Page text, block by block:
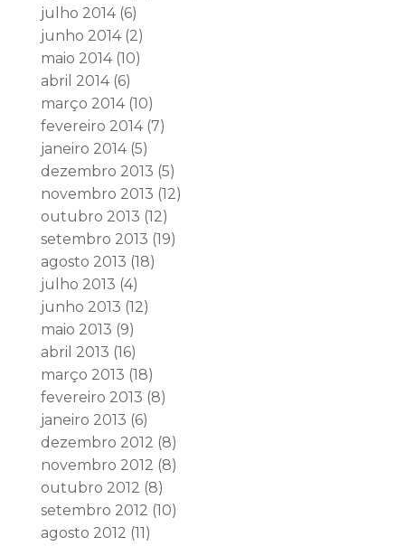
julho 2014(6)
junho 2014(2)
maio 2014(10)
abril 2014(6)
março 2014(10)
fevereiro 2014(7)
janeiro 2014(5)
dezembro 2013 (5)
novembro 2013 (12)
outubro 2013 (12)
setembro 2013 (19)
agosto 2013 (18)
julho 2013 (4)
junho 2013 (12)
maio 2013 (9)
abril 2013 (16)
março 2013 (18)
fevereiro 2013 (8)
janeiro 2013 (6)
dezembro 2012 (8)
novembro 2012 (8)
outubro 2012 (8)
setembro 2012 (10)
agosto 2012 (11)